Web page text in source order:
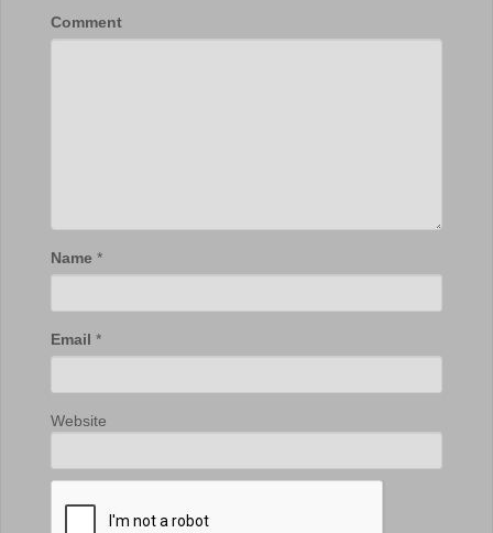
Comment
Name *
Email *
Website